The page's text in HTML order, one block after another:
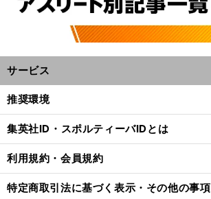
サービス
推奨環境
集英社ID・スポルティーバIDとは
利用規約・会員規約
特定商取引法に基づく表示・その他の事項